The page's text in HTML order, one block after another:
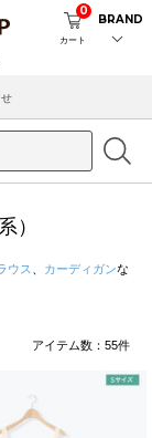
カート
0
BRAND
）
ウス カーディガンな
アイテム数： 55件